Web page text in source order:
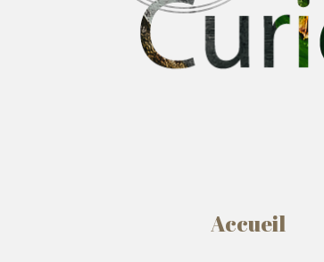
Accueil